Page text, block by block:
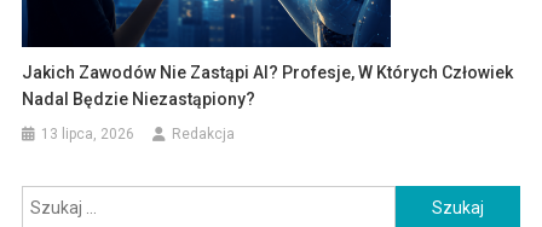
Jakich Zawodów Nie Zastąpi AI? Profesje, W Których Człowiek
Nadal Będzie Niezastąpiony?
13 lipca, 2026 Redakcja
Szukaj: